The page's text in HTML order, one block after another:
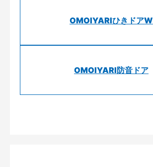
OMOIYARIひきドアW
OMOIYARI防音ドア